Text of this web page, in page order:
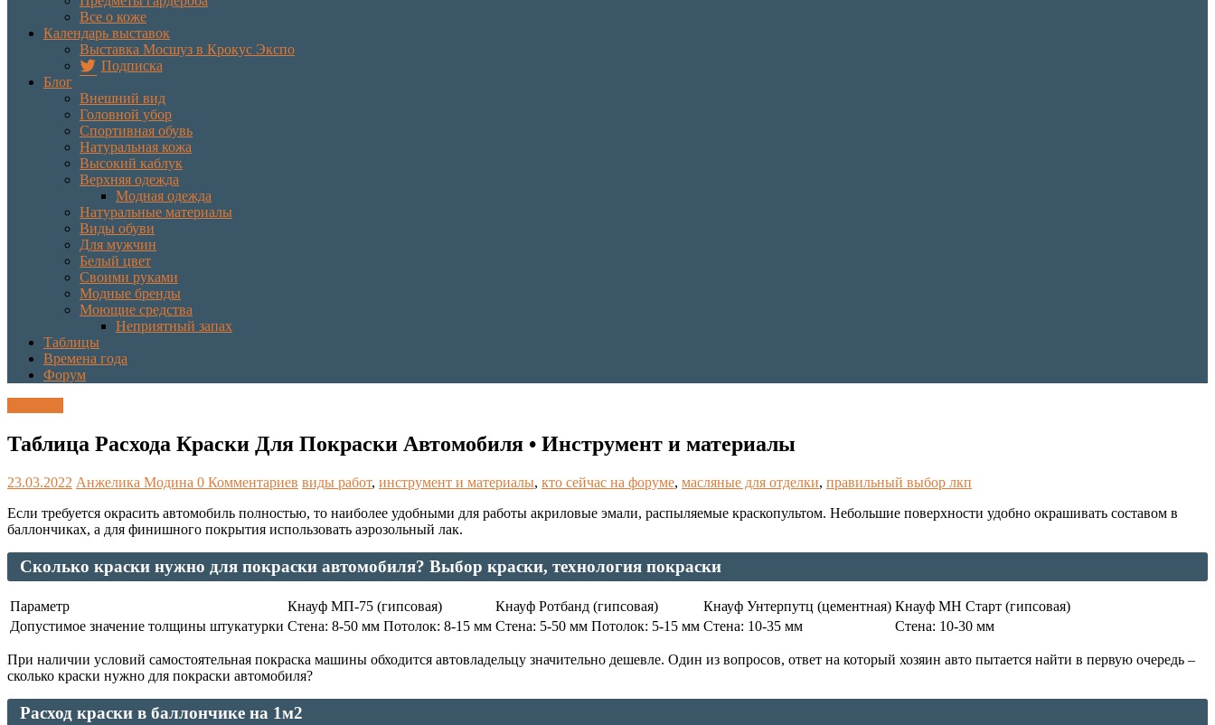
Все о коже
Календарь выставок
Выставка Мосшуз в Крокус Экспо
Подписка
Блог
Внешний вид
Головной убор
Спортивная обувь
Натуральная кожа
Высокий каблук
Верхняя одежда
Модная одежда
Натуральные материалы
Виды обуви
Для мужчин
Белый цвет
Своими руками
Модные бренды
Моющие средства
Неприятный запах
Таблицы
Времена года
Форум
Таблица Расхода Краски Для Покраски Автомобиля • Инструмент и материалы
23.03.2022 Анжелика Модина 0 Комментариев виды работ, инструмент и материалы, кто сейчас на форуме, масляные для отделки, правильный выбор лкп
Если требуется окрасить автомобиль полностью, то наиболее удобными для работы акриловые эмали, распыляемые краскопультом. Небольшие поверхности удобно окрашивать составом в
баллончиках, а для финишного покрытия использовать аэрозольный лак.
Сколько краски нужно для покраски автомобиля? Выбор краски, технология покраски
Параметр Кнауф МП-75 (гипсовая) Кнауф Ротбанд (гипсовая) Кнауф Унтерпутц (цементная) Кнауф МН Старт (гипсовая)
Допустимое значение толщины штукатурки Стена: 8-50 мм Потолок: 8-15 мм Стена: 5-50 мм Потолок: 5-15 мм Стена: 10-35 мм Стена: 10-30 мм
При наличии условий самостоятельная покраска машины обходится автовладельцу значительно дешевле. Один из вопросов, ответ на который хозяин авто пытается найти в первую очередь –
сколько краски нужно для покраски автомобиля?
Расход краски в баллончике на 1м2